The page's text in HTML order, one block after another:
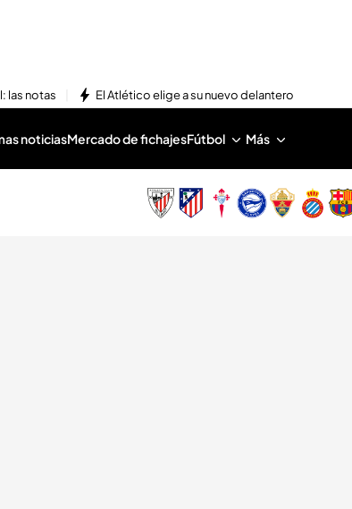
las notas El Atlético elige a su nuevo delantero
noticiasMercado de fichajesFútbol Más